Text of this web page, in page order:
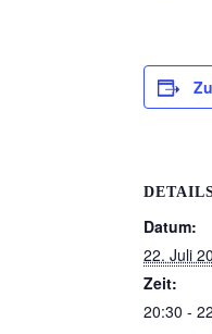
Datum:
22. Juli
Zeit:
20:30 -